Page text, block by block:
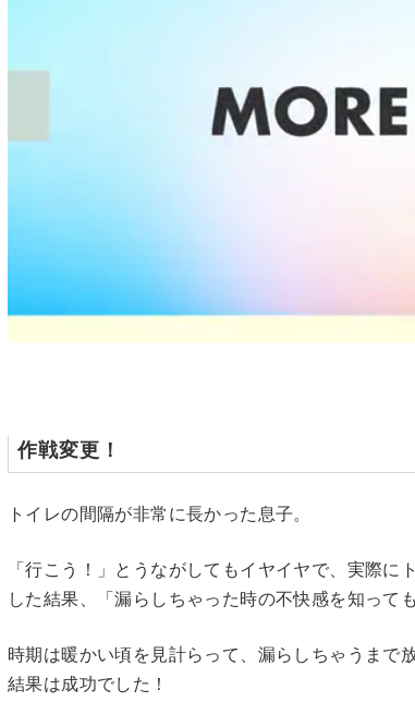
作戦変更！
トイレの間隔が非常に長かった息子。
「行こう！」とうながしてもイヤイヤで、実際
した結果、「漏らしちゃった時の不快感を知って
時期は暖かい頃を見計らって、漏らしちゃうまで
結果は成功でした！